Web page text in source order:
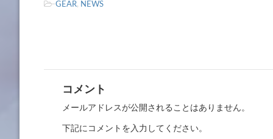
-GEAR, NEWS
コメント
メールアドレスが公開されることはありません。
下記にコメントを入力してください。